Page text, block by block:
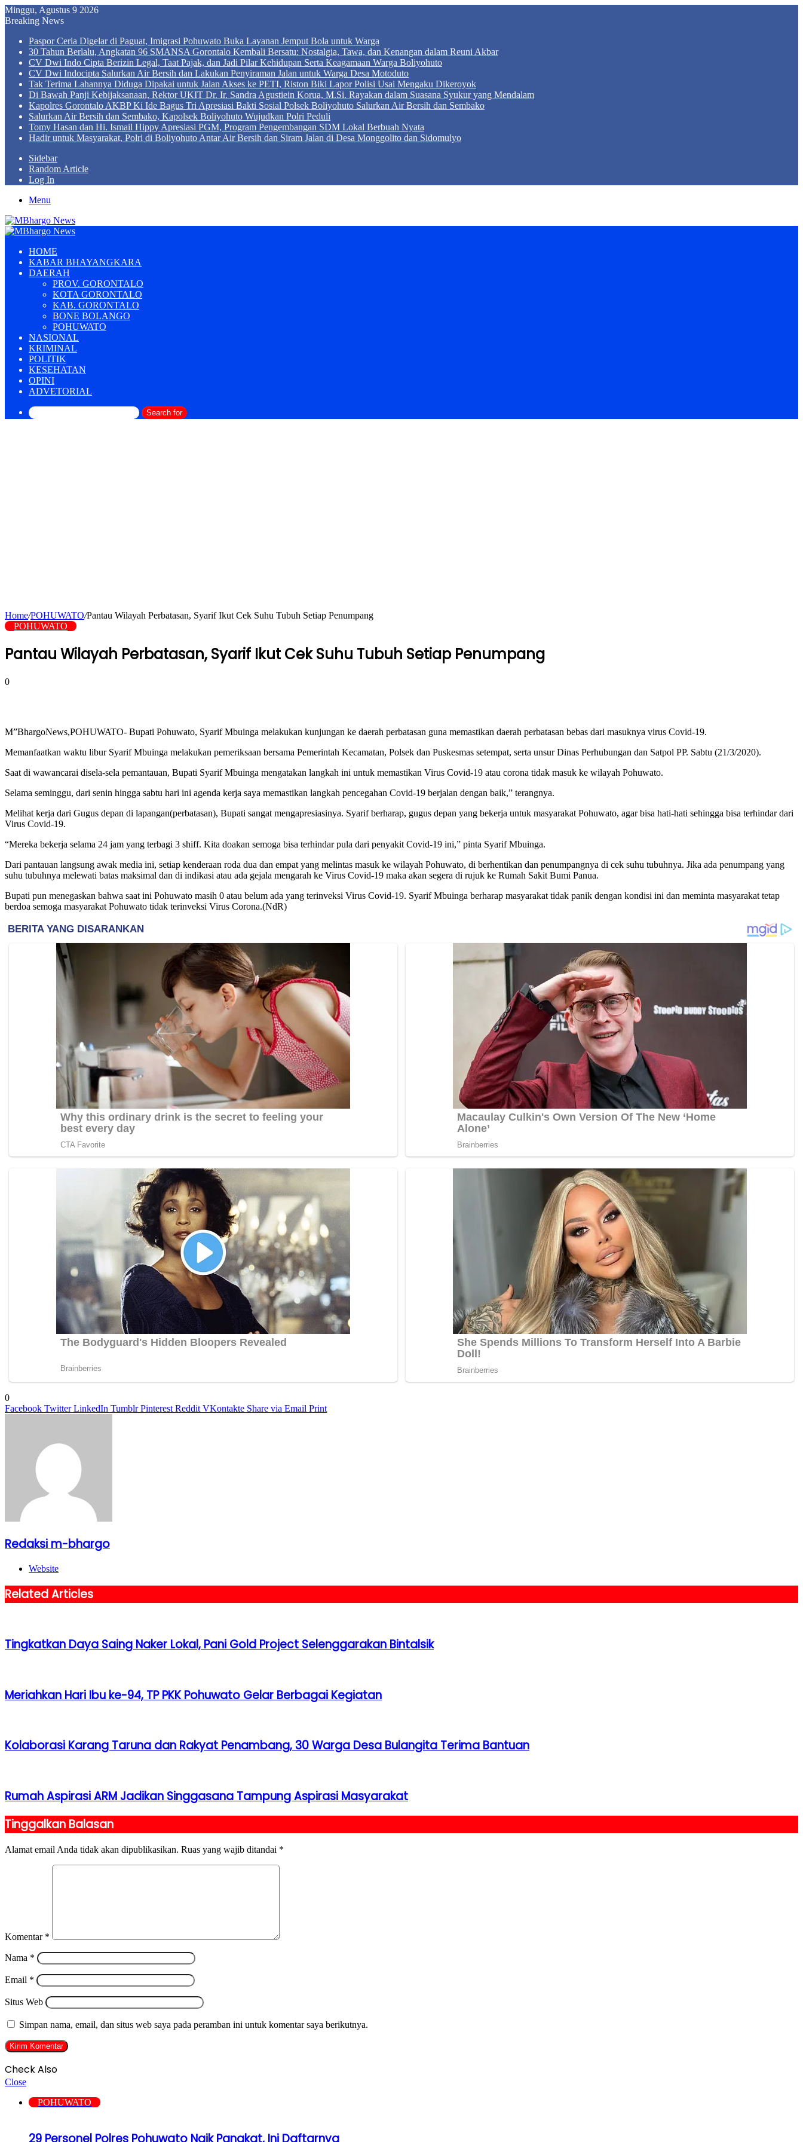
Minggu, Agustus 9 2026
Breaking News
Paspor Ceria Digelar di Paguat, Imigrasi Pohuwato Buka Layanan Jemput Bola untuk Warga
30 Tahun Berlalu, Angkatan 96 SMANSA Gorontalo Kembali Bersatu: Nostalgia, Tawa, dan Kenangan dalam Reuni Akbar
CV Dwi Indo Cipta Berizin Legal, Taat Pajak, dan Jadi Pilar Kehidupan Serta Keagamaan Warga Boliyohuto
CV Dwi Indocipta Salurkan Air Bersih dan Lakukan Penyiraman Jalan untuk Warga Desa Motoduto
Tak Terima Lahannya Diduga Dipakai untuk Jalan Akses ke PETI, Riston Biki Lapor Polisi Usai Mengaku Dikeroyok
Di Bawah Panji Kebijaksanaan, Rektor UKIT Dr. Ir. Sandra Agustiein Korua, M.Si. Rayakan dalam Suasana Syukur yang Mendalam
Kapolres Gorontalo AKBP Ki Ide Bagus Tri Apresiasi Bakti Sosial Polsek Boliyohuto Salurkan Air Bersih dan Sembako
Salurkan Air Bersih dan Sembako, Kapolsek Boliyohuto Wujudkan Polri Peduli
Tomy Hasan dan Hi. Ismail Hippy Apresiasi PGM, Program Pengembangan SDM Lokal Berbuah Nyata
Hadir untuk Masyarakat, Polri di Boliyohuto Antar Air Bersih dan Siram Jalan di Desa Monggolito dan Sidomulyo
Sidebar
Random Article
Log In
Menu
HOME
KABAR BHAYANGKARA
DAERAH
PROV. GORONTALO
KOTA GORONTALO
KAB. GORONTALO
BONE BOLANGO
POHUWATO
NASIONAL
KRIMINAL
POLITIK
KESEHATAN
OPINI
ADVETORIAL
Search for
Home/POHUWATO/Pantau Wilayah Perbatasan, Syarif Ikut Cek Suhu Tubuh Setiap Penumpang
POHUWATO
Pantau Wilayah Perbatasan, Syarif Ikut Cek Suhu Tubuh Setiap Penumpang
0
M”BhargoNews,POHUWATO- Bupati Pohuwato, Syarif Mbuinga melakukan kunjungan ke daerah perbatasan guna memastikan daerah perbatasan bebas dari masuknya virus Covid-19.
Memanfaatkan waktu libur Syarif Mbuinga melakukan pemeriksaan bersama Pemerintah Kecamatan, Polsek dan Puskesmas setempat, serta unsur Dinas Perhubungan dan Satpol PP. Sabtu (21/3/2020).
Saat di wawancarai disela-sela pemantauan, Bupati Syarif Mbuinga mengatakan langkah ini untuk memastikan Virus Covid-19 atau corona tidak masuk ke wilayah Pohuwato.
Selama seminggu, dari senin hingga sabtu hari ini agenda kerja saya memastikan langkah pencegahan Covid-19 berjalan dengan baik,” terangnya.
Melihat kerja dari Gugus depan di lapangan(perbatasan), Bupati sangat mengapresiasinya. Syarif berharap, gugus depan yang bekerja untuk masyarakat Pohuwato, agar bisa hati-hati sehingga bisa terhindar dari
Virus Covid-19.
“Mereka bekerja selama 24 jam yang terbagi 3 shiff. Kita doakan semoga bisa terhindar pula dari penyakit Covid-19 ini,” pinta Syarif Mbuinga.
Dari pantauan langsung awak media ini, setiap kenderaan roda dua dan empat yang melintas masuk ke wilayah Pohuwato, di berhentikan dan penumpangnya di cek suhu tubuhnya. Jika ada penumpang yang
suhu tubuhnya melewati batas maksimal dan di indikasi atau ada gejala mengarah ke Virus Covid-19 maka akan segera di rujuk ke Rumah Sakit Bumi Panua.
Bupati pun menegaskan bahwa saat ini Pohuwato masih 0 atau belum ada yang terinveksi Virus Covid-19. Syarif Mbuinga berharap masyarakat tidak panik dengan kondisi ini dan meminta masyarakat tetap
berdoa semoga masyarakat Pohuwato tidak terinveksi Virus Corona.(NdR)
0
Facebook Twitter LinkedIn Tumblr Pinterest Reddit VKontakte Share via Email Print
Redaksi m-bhargo
Website
Related Articles
Tingkatkan Daya Saing Naker Lokal, Pani Gold Project Selenggarakan Bintalsik
Meriahkan Hari Ibu ke-94, TP PKK Pohuwato Gelar Berbagai Kegiatan
Kolaborasi Karang Taruna dan Rakyat Penambang, 30 Warga Desa Bulangita Terima Bantuan
Rumah Aspirasi ARM Jadikan Singgasana Tampung Aspirasi Masyarakat
Tinggalkan Balasan
Alamat email Anda tidak akan dipublikasikan. Ruas yang wajib ditandai *
Komentar *
Nama *
Email *
Situs Web
Simpan nama, email, dan situs web saya pada peramban ini untuk komentar saya berikutnya.
Check Also
Close
POHUWATO
29 Personel Polres Pohuwato Naik Pangkat, Ini Daftarnya